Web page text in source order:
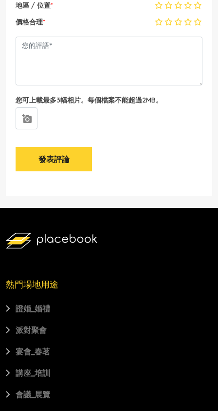
地區 / 位置*
價格合理*
您可上載最多3幅相片。每個檔案不能超過2MB。
發表評論
熱門場地用途
證婚_婚禮
派對聚會
宴會_春茗
講座_培訓
會議_展覽